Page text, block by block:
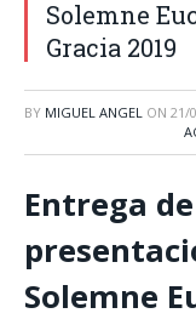
Solemne
Gracia 2019
BY MIGUEL ANGEL ON 21/
Entrega
Solemne